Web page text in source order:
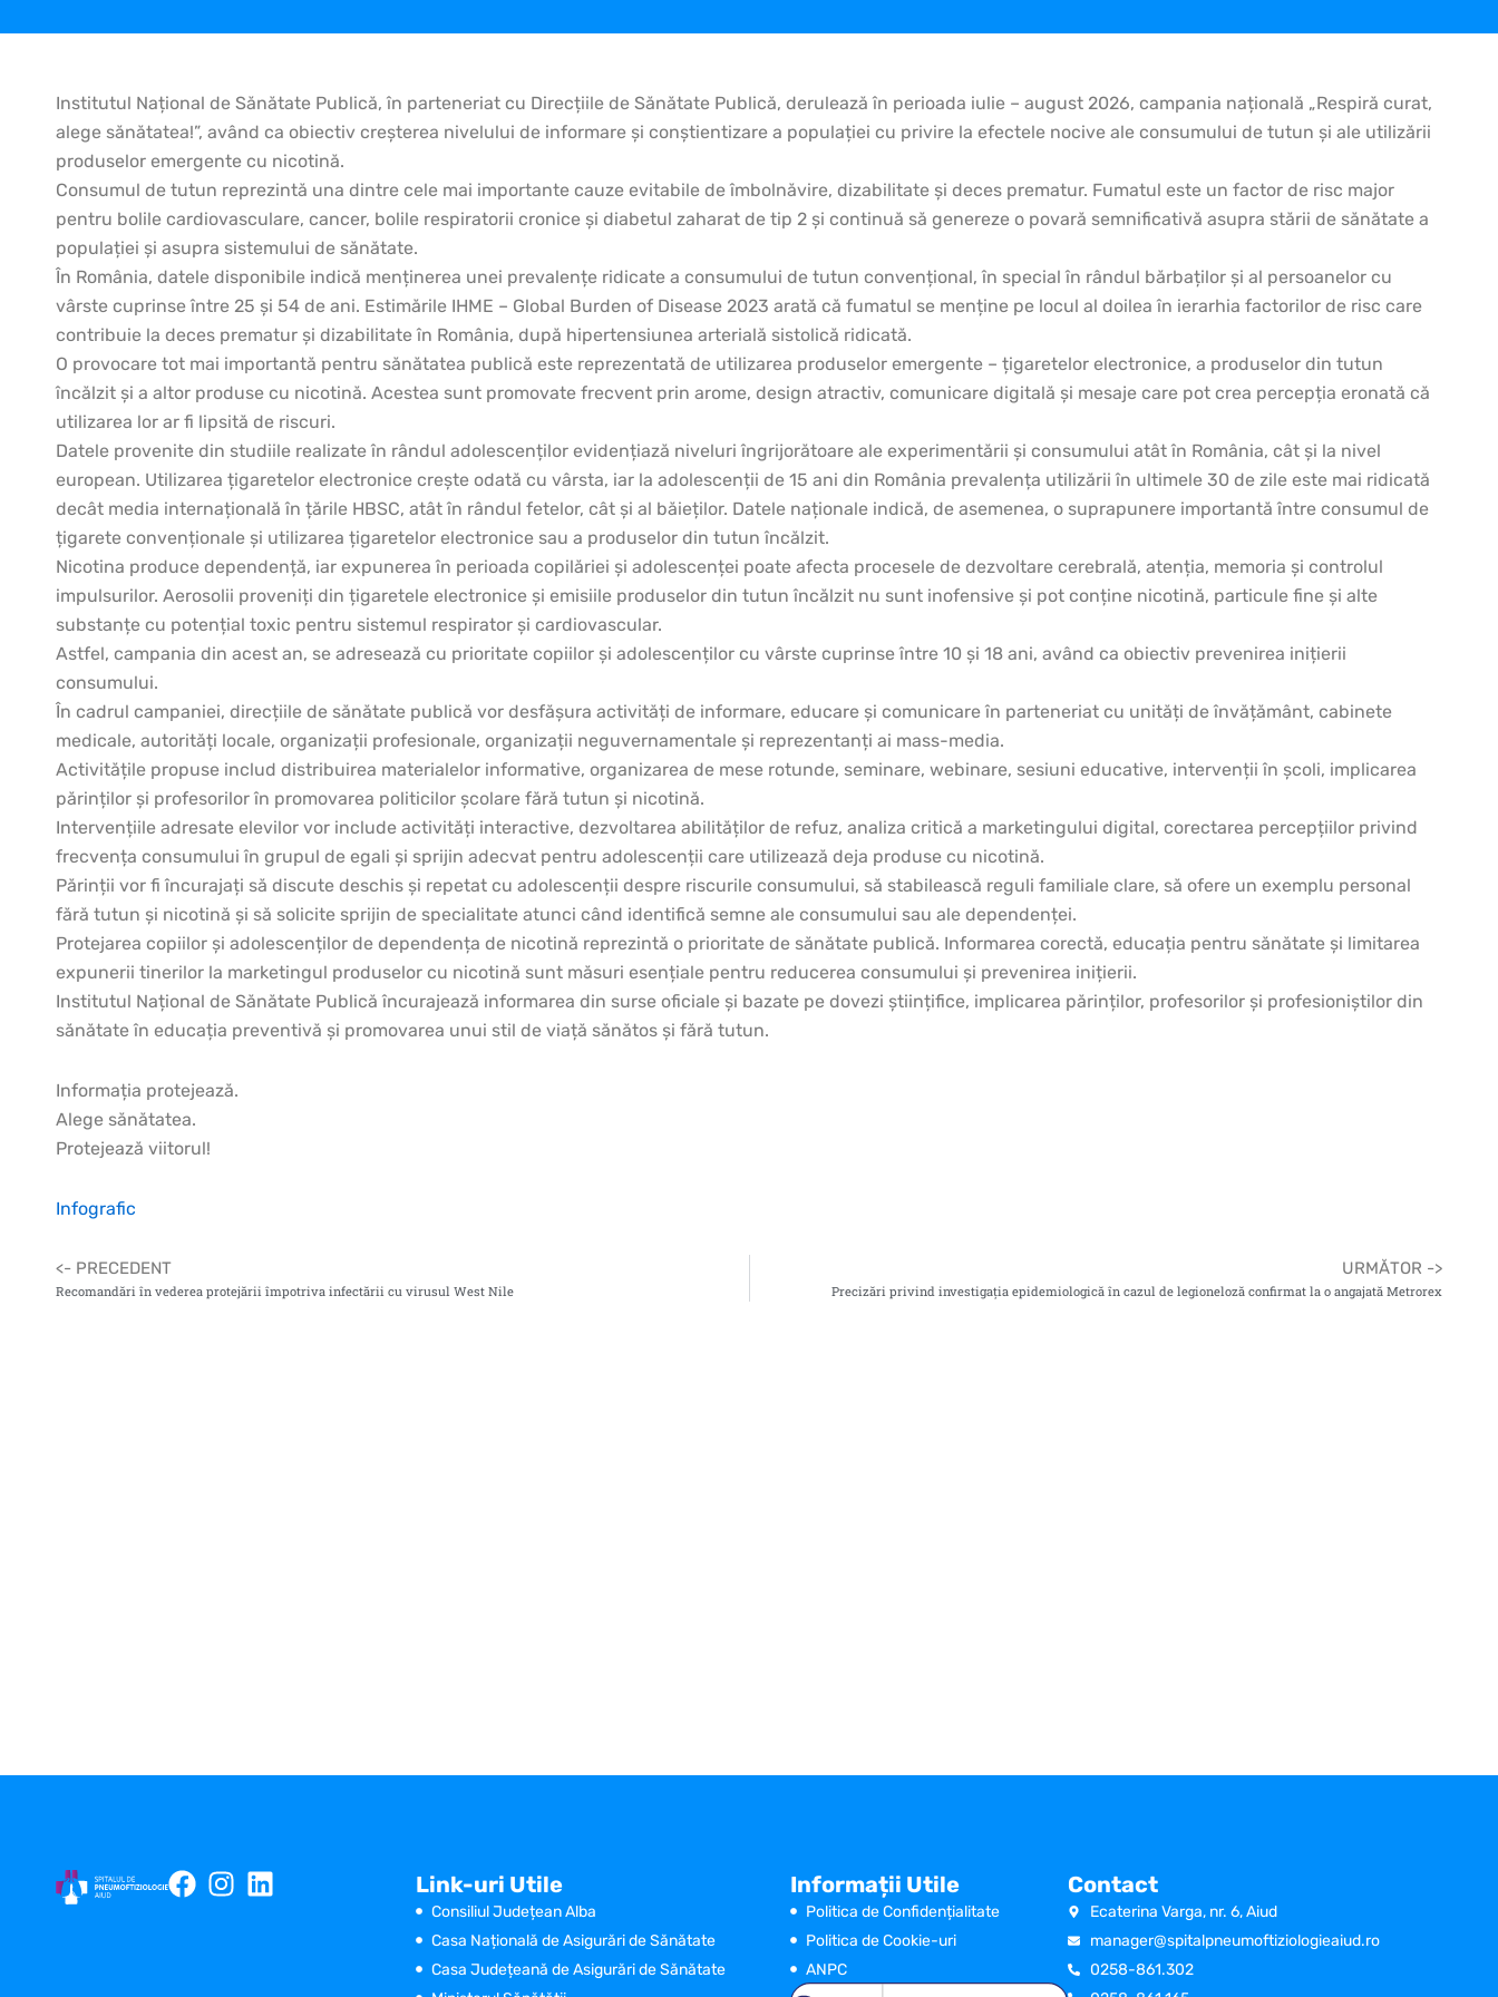
Institutul Național de Sănătate Publică, în parteneriat cu Direcțiile de Sănătate Publică, derulează în perioada iulie – august 2026, campania națională „Respiră curat,
alege sănătatea!”, având ca obiectiv creșterea nivelului de informare și conștientizare a populației cu privire la efectele nocive ale consumului de tutun și ale utilizării
produselor emergente cu nicotină.
Consumul de tutun reprezintă una dintre cele mai importante cauze evitabile de îmbolnăvire, dizabilitate și deces prematur. Fumatul este un factor de risc major
pentru bolile cardiovasculare, cancer, bolile respiratorii cronice și diabetul zaharat de tip 2 și continuă să genereze o povară semnificativă asupra stării de sănătate a
populației și asupra sistemului de sănătate.
În România, datele disponibile indică menținerea unei prevalențe ridicate a consumului de tutun convențional, în special în rândul bărbaților și al persoanelor cu
vârste cuprinse între 25 și 54 de ani. Estimările IHME – Global Burden of Disease 2023 arată că fumatul se menține pe locul al doilea în ierarhia factorilor de risc care
contribuie la deces prematur și dizabilitate în România, după hipertensiunea arterială sistolică ridicată.
O provocare tot mai importantă pentru sănătatea publică este reprezentată de utilizarea produselor emergente – țigaretelor electronice, a produselor din tutun
încălzit și a altor produse cu nicotină. Acestea sunt promovate frecvent prin arome, design atractiv, comunicare digitală și mesaje care pot crea percepția eronată că
utilizarea lor ar fi lipsită de riscuri.
Datele provenite din studiile realizate în rândul adolescenților evidențiază niveluri îngrijorătoare ale experimentării și consumului atât în România, cât și la nivel
european. Utilizarea țigaretelor electronice crește odată cu vârsta, iar la adolescenții de 15 ani din România prevalența utilizării în ultimele 30 de zile este mai ridicată
decât media internațională în țările HBSC, atât în rândul fetelor, cât și al băieților. Datele naționale indică, de asemenea, o suprapunere importantă între consumul de
țigarete convenționale și utilizarea țigaretelor electronice sau a produselor din tutun încălzit.
Nicotina produce dependență, iar expunerea în perioada copilăriei și adolescenței poate afecta procesele de dezvoltare cerebrală, atenția, memoria și controlul
impulsurilor. Aerosolii proveniți din țigaretele electronice și emisiile produselor din tutun încălzit nu sunt inofensive și pot conține nicotină, particule fine și alte
substanțe cu potențial toxic pentru sistemul respirator și cardiovascular.
Astfel, campania din acest an, se adresează cu prioritate copiilor și adolescenților cu vârste cuprinse între 10 și 18 ani, având ca obiectiv prevenirea inițierii
consumului.
În cadrul campaniei, direcțiile de sănătate publică vor desfășura activități de informare, educare și comunicare în parteneriat cu unități de învățământ, cabinete
medicale, autorități locale, organizații profesionale, organizații neguvernamentale și reprezentanți ai mass-media.
Activitățile propuse includ distribuirea materialelor informative, organizarea de mese rotunde, seminare, webinare, sesiuni educative, intervenții în școli, implicarea
părinților și profesorilor în promovarea politicilor școlare fără tutun și nicotină.
Intervențiile adresate elevilor vor include activități interactive, dezvoltarea abilităților de refuz, analiza critică a marketingului digital, corectarea percepțiilor privind
frecvența consumului în grupul de egali și sprijin adecvat pentru adolescenții care utilizează deja produse cu nicotină.
Părinții vor fi încurajați să discute deschis și repetat cu adolescenții despre riscurile consumului, să stabilească reguli familiale clare, să ofere un exemplu personal
fără tutun și nicotină și să solicite sprijin de specialitate atunci când identifică semne ale consumului sau ale dependenței.
Protejarea copiilor și adolescenților de dependența de nicotină reprezintă o prioritate de sănătate publică. Informarea corectă, educația pentru sănătate și limitarea
expunerii tinerilor la marketingul produselor cu nicotină sunt măsuri esențiale pentru reducerea consumului și prevenirea inițierii.
Institutul Național de Sănătate Publică încurajează informarea din surse oficiale și bazate pe dovezi științifice, implicarea părinților, profesorilor și profesioniștilor din
sănătate în educația preventivă și promovarea unui stil de viață sănătos și fără tutun.
Informația protejează.
Alege sănătatea.
Protejează viitorul!
Infografic
<- PRECEDENT
Recomandări în vederea protejării împotriva infectării cu virusul West Nile
URMĂTOR ->
Precizări privind investigația epidemiologică în cazul de legioneloză confirmat la o angajată Metrorex
Link-uri Utile Informații Utile
Politica de Confidențialitate
Contact